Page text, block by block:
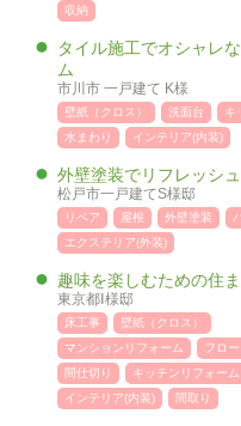
収納
タイル施工でオシャレ
ム
市川市 一戸建て K様
壁紙（クロス） 洗面台
キ
水まわり
インテリア(内装)
外壁塗装でリフレッシュ
松戸市一戸建てS様邸
リペア 屋根 外壁塗装
エクステリア(外装)
趣味を楽しむための住
東京都Ⅰ様邸
床工事
壁紙（クロス）
マンションリフォーム
フロ
間仕切り
キッチンリフォーム
インテリア(内装)
間取り